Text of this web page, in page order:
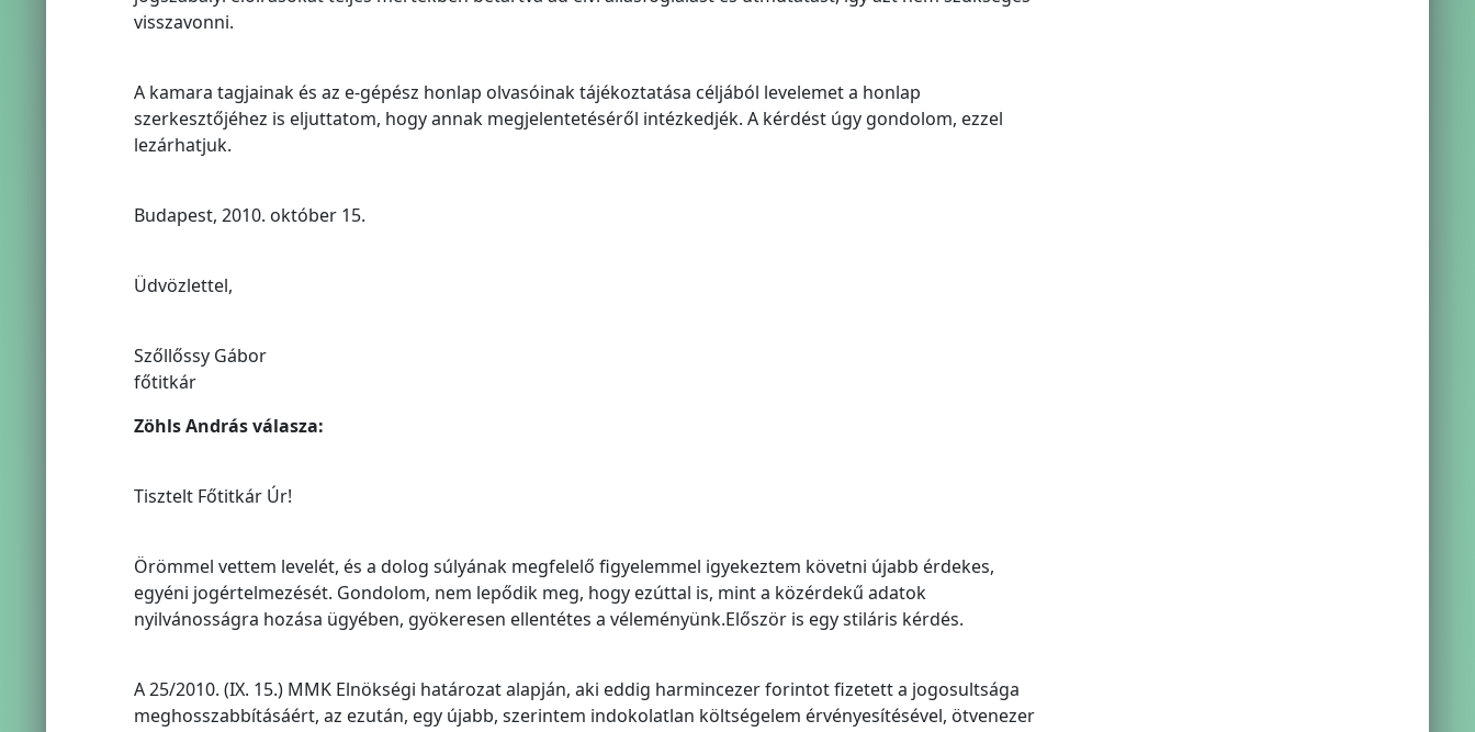
visszavonni.
A kamara tagjainak és az e-gépész honlap olvasóinak tájékoztatása céljából levelemet a honlap
szerkesztőjéhez is eljuttatom, hogy annak megjelentetéséről intézkedjék. A kérdést úgy gondolom, ezzel
lezárhatjuk.
Budapest, 2010. október 15.
Üdvözlettel,
Szőllőssy Gábor
főtitkár
Zöhls András válasza:
Tisztelt Főtitkár Úr!
Örömmel vettem levelét, és a dolog súlyának megfelelő figyelemmel igyekeztem követni újabb érdekes,
egyéni jogértelmezését. Gondolom, nem lepődik meg, hogy ezúttal is, mint a közérdekű adatok
nyilvánosságra hozása ügyében, gyökeresen ellentétes a véleményünk.Először is egy stiláris kérdés.
A 25/2010. (IX. 15.) MMK Elnökségi határozat alapján, aki eddig harmincezer forintot fizetett a jogosultsága
meghosszabbításáért, az ezután, egy újabb, szerintem indokolatlan költségelem érvényesítésével, ötvenezer